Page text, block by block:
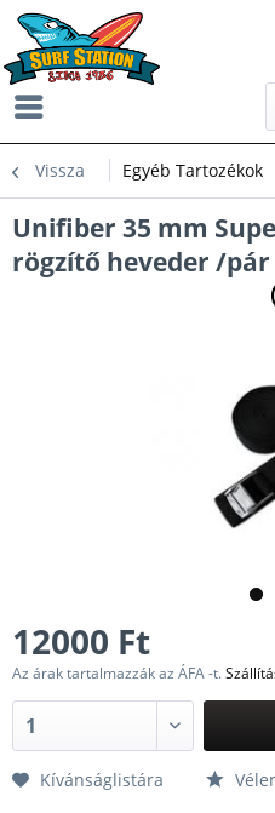
Vissza Egyéb Tartozékok
Unifiber 35 mm
rögzítő heveder /pár
12000 Ft
Az árak tartalmazzák az ÁFA -t.
Kívánságlistára